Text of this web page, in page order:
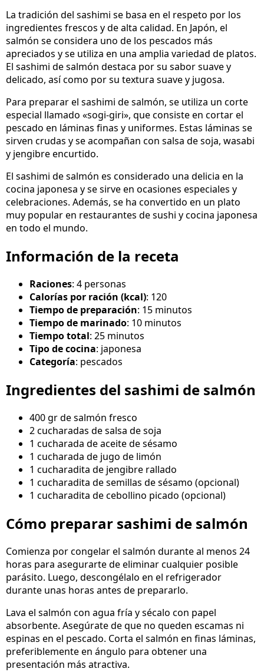
La tradición del sashimi se basa en el respeto por los
ingredientes frescos y de alta calidad. En Japón, el
salmón se considera uno de los pescados más
apreciados y se utiliza en una amplia variedad de platos.
El sashimi de salmón destaca por su sabor suave y
delicado, así como por su textura suave y jugosa.
Para preparar el sashimi de salmón, se utiliza un corte
especial llamado «sogi-giri», que consiste en cortar el
pescado en láminas finas y uniformes. Estas láminas se
sirven crudas y se acompañan con salsa de soja, wasabi
y jengibre encurtido.
El sashimi de salmón es considerado una delicia en la
cocina japonesa y se sirve en ocasiones especiales y
celebraciones. Además, se ha convertido en un plato
muy popular en restaurantes de sushi y cocina japonesa
en todo el mundo.
Información de la receta
Raciones: 4 personas
Calorías por ración (kcal): 120
Tiempo de preparación: 15 minutos
Tiempo de marinado: 10 minutos
Tiempo total: 25 minutos
Tipo de cocina: japonesa
Categoría: pescados
Ingredientes del sashimi de salmón
400 gr de salmón fresco
2 cucharadas de salsa de soja
1 cucharada de aceite de sésamo
1 cucharada de jugo de limón
1 cucharadita de jengibre rallado
1 cucharadita de semillas de sésamo (opcional)
1 cucharadita de cebollino picado (opcional)
Cómo preparar sashimi de salmón
Comienza por congelar el salmón durante al menos 24
horas para asegurarte de eliminar cualquier posible
parásito. Luego, descongélalo en el refrigerador
durante unas horas antes de prepararlo.
Lava el salmón con agua fría y sécalo con papel
absorbente. Asegúrate de que no queden escamas ni
espinas en el pescado. Corta el salmón en finas láminas,
preferiblemente en ángulo para obtener una
presentación más atractiva.